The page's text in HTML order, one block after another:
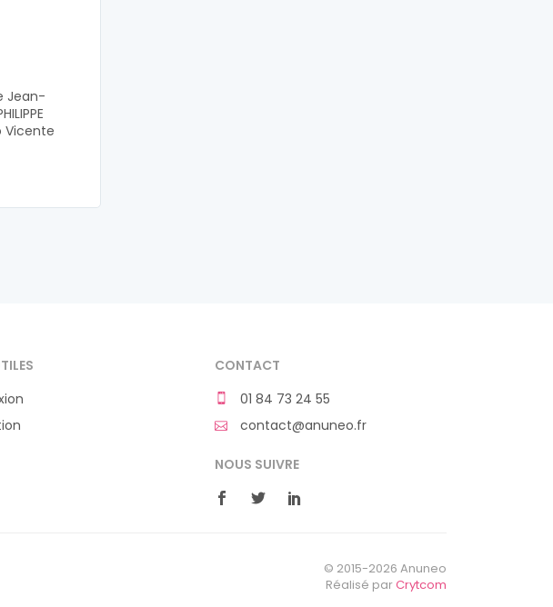
Jean-
Vicente
CONTACT
01 84 73 24 55
contact@anuneo.fr
NOUS SUIVRE
© 2015-2026 Anuneo
Réalisé parCrytcom